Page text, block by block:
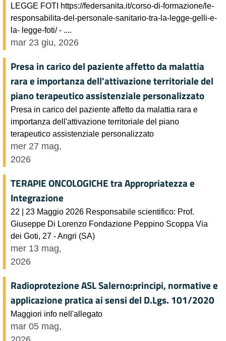
LEGGE FOTI https://federsanita.it/corso-di-formazione/le-
responsabilita-del-personale-sanitario-tra-la-legge-gelli-e-
la- legge-foti/ - ....
mar 23 giu, 2026
Presa in carico del paziente affetto da malattia
rara e importanza dell'attivazione territoriale del
piano terapeutico assistenziale personalizzato
Presa in carico del paziente affetto da malattia rara e
importanza dell'attivazione territoriale del piano
terapeutico assistenziale personalizzato
mer 27 mag,
2026
TERAPIE ONCOLOGICHE tra Appropriatezza e
Integrazione
22 | 23 Maggio 2026 Responsabile scientifico: Prof.
Giuseppe Di Lorenzo Fondazione Peppino Scoppa Via
dei Goti, 27 - Angri (SA)
mer 13 mag,
2026
Radioprotezione ASL Salerno:principi, normative e
applicazione pratica ai sensi del D.Lgs. 101/2020
Maggiori info nell'allegato
mar 05 mag,